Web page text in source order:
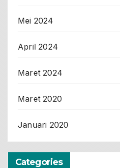
Mei 2024
April 2024
Maret 2024
Maret 2020
Januari 2020
Categories